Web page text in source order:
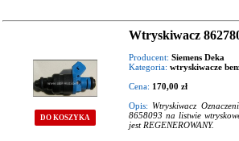
DO KOSZYKA
Wtryskiwacz
Producent: Siemens Deka
Kategoria: wtryskiwacze
Cena: 170,00 zł
Opis: Wtryskiwacz
8658093 na listwie
jest REGENEROWANY.